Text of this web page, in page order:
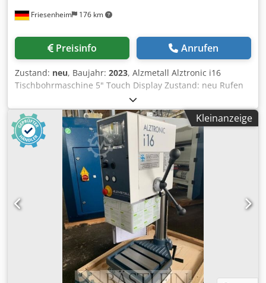
Friesenheim 176 km
Preisinfo Anrufen
Zustand: neu, Baujahr: 2023, Alzmetall Alztronic i16
Tischbohrmaschine 5" Touch Display Zustand: neu Rufen
Sie uns an und fragen Sie uns nach Sonderrabatten oder
senden Sie uns Ihre Anfrage per Email zu mit Ihren
Kontaktinformationen und wir melden und bei Ihnen. 5“
oder 7“ Display mit kratzresistenter Glasoberfläche -
Optimale Lesbarkeit für den Bediener - Einfache und
einheitliche Bedienerführung durch Piktogramme -
Manuelle Eingabe der Spindeldrehzahl – Sollwert -
Drehzahlanzeige – Istwert - Integrierte Bohrtiefenanzeige
mit Touch-Nullpunktübernahme (Bohrbeginn) - Virtuelle
Bohrtiefen-Skala im Display - Maschinen-
Zustandsanzeigen und Warnhinweise im Display
(Sicherheit)• Hauptschalter, abschließbar - Rechts- und
Linkslauf durch Schützsteuerung - Steuerspannung 24 V -
Serviceinformationen - Wählbare Bedienersprache:
DE/EN/FR/ES/IT/NL/RU - Bremsfunktion der Spindel – nur
Kleinanzeige